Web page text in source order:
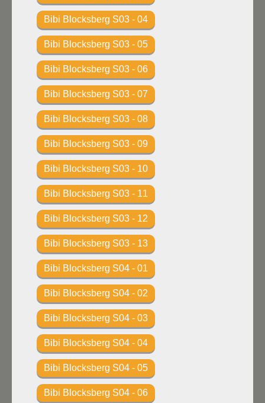
Bibi Blocksberg S03 - 04
Bibi Blocksberg S03 - 05
Bibi Blocksberg S03 - 06
Bibi Blocksberg S03 - 07
Bibi Blocksberg S03 - 08
Bibi Blocksberg S03 - 09
Bibi Blocksberg S03 - 10
Bibi Blocksberg S03 - 11
Bibi Blocksberg S03 - 12
Bibi Blocksberg S03 - 13
Bibi Blocksberg S04 - 01
Bibi Blocksberg S04 - 02
Bibi Blocksberg S04 - 03
Bibi Blocksberg S04 - 04
Bibi Blocksberg S04 - 05
Bibi Blocksberg S04 - 06